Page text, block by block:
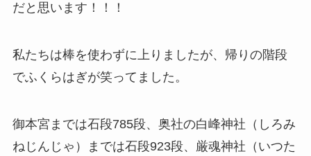
だと思います！！！
私たちは棒を使わずに上りましたが、帰りの階段
でふくらはぎが笑ってました。
御本宮までは石段785段、奥社の白峰神社（しろみ
ねじんじゃ）までは石段923段、厳魂神社（いつた